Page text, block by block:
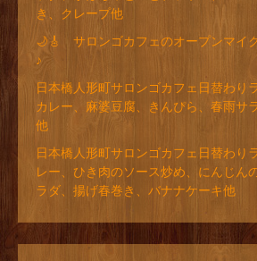
き、クレープ他
🌙🎸 サロンゴカフェのオープンマイ
♪
日本橋人形町サロンゴカフェ日替わり
カレー、麻婆豆腐、きんぴら、春雨サ
他
日本橋人形町サロンゴカフェ日替わり
レー、ひき肉のソース炒め、にんじん
ラダ、揚げ春巻き、バナナケーキ他